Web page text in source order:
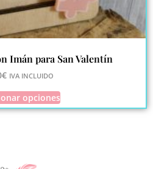
Imán para San Valentín
€ IVA INCLUIDO
opciones